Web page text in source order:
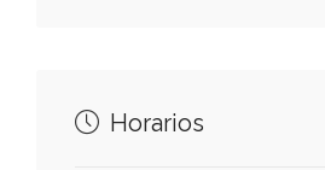
Horarios